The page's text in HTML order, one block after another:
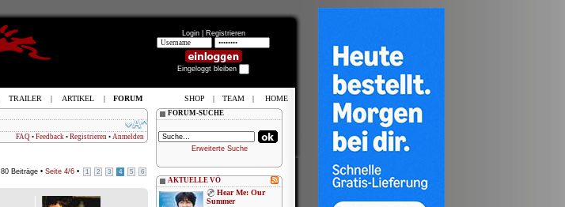
Login | Registrieren
Eingeloggt bleiben
FAQ • Feedback • Registrieren • Anmelden
80 Beiträge • Seite 4/6 • 1 2 3 4 5 6
FORUM-SUCHE
Erweiterte Suche
AKTUELLE VÖ
Hear Me: Our
Summer
TRAILER | ARTIKEL | FORUM SHOP | TEAM | HOME